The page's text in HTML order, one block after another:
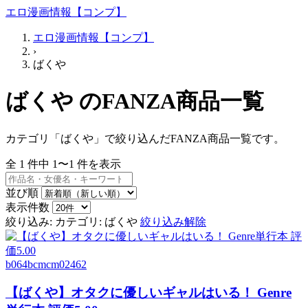
エロ漫画情報【コンプ】
エロ漫画情報【コンプ】
›
ばくや
ばくや のFANZA商品一覧
カテゴリ「ばくや」で絞り込んだFANZA商品一覧です。
全 1 件中 1〜1 件を表示
並び順
表示件数
絞り込み: カテゴリ: ばくや 絞り込み解除
b064bcmcm02462
【ばくや】オタクに優しいギャルはいる！ Genre